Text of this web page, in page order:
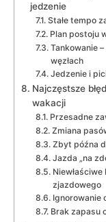
jedzenie
Stałe tempo
Plan postoju
Tankowanie
węzłach
Jedzenie i
Najczęstsze
wakacji
Przesadne
Zmiana
Zbyt późna
Jazda „na
zjazdowego
Ignorowanie
Brak zapasu